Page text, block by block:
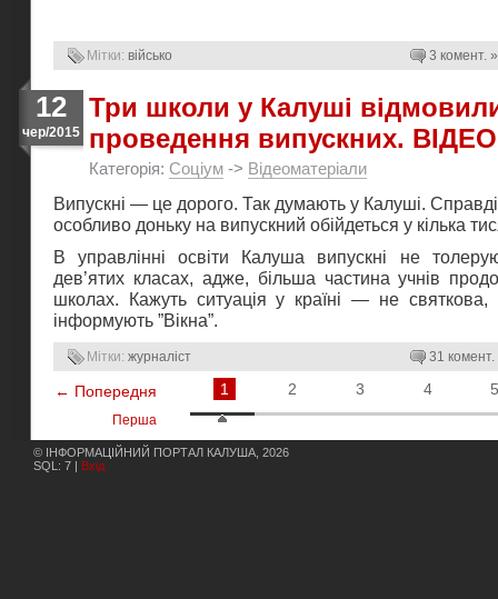
Мітки: військо 3 комент. »
12
чер/2015
Три школи у Калуші
проведення випускних. ВІДЕО
Категорія: Соціум -> Відеоматеріали
Випускні — це дорого. Так думають у Калуші.
особливо доньку на випускний обійдеться у кілька
В управлінні освіти Калуша випускні не
дев’ятих класах, адже, більша частина учнів
школах. Кажуть ситуація у країні — не
інформують ”Вікна”.
Мітки: журналіст 31 комент.
← Попередня 1 2 3 4 5
Перша
© ІНФОРМАЦІЙНИЙ ПОРТАЛ КАЛУША, 2026
SQL: 7 | Вхід